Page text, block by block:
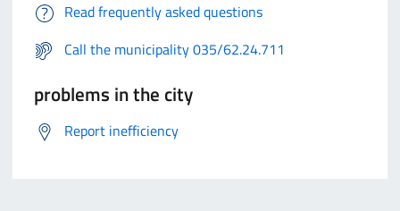
Read frequently asked questions
Call the municipality 035/62.24.711
problems in the city
Report inefficiency